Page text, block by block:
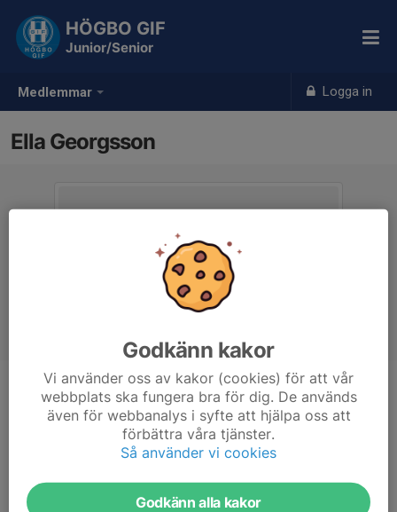
Medlemmar Logga in
HÖGBO GIF
Junior/Senior
Ella Georgsson
Ålder 24 år
Godkänn kakor
Vi använder oss av kakor (cookies) för att vår
webbplats ska fungera bra för dig. De används
även för webbanalys i syfte att hjälpa oss att
förbättra våra tjänster.
Så använder vi cookies
Godkänn alla kakor